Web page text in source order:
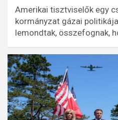
Amerikai tisztviselők egy
kormányzat gázai
lemondtak, összefognak,